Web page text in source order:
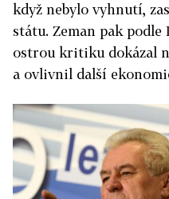
když nebylo vyhnutí,
státu. Zeman pak
ostrou kritiku dokázal
a ovlivnil další